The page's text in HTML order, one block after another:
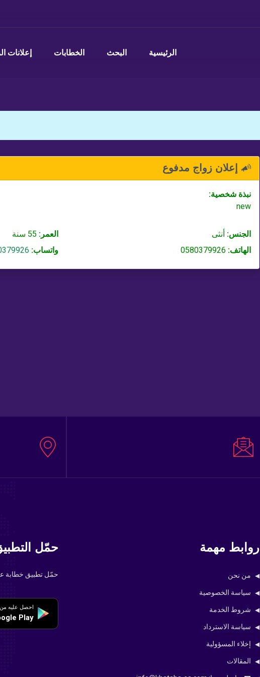
الرئيسية البحث الخطابات إعلانات
إعلان زواج مدفوع
نبذة شخصية:
new
الجنس: أنثى العمر:
الهاتف:
واتساب:
روابط مهمة
من نحن
سياسة الخصوصية
شروط الخدمة
سياسة الاسترداد
إخلاء المسؤولية
المقالات
حمّل
حمّل تطبيق خطابة
احصل عليه من
Play